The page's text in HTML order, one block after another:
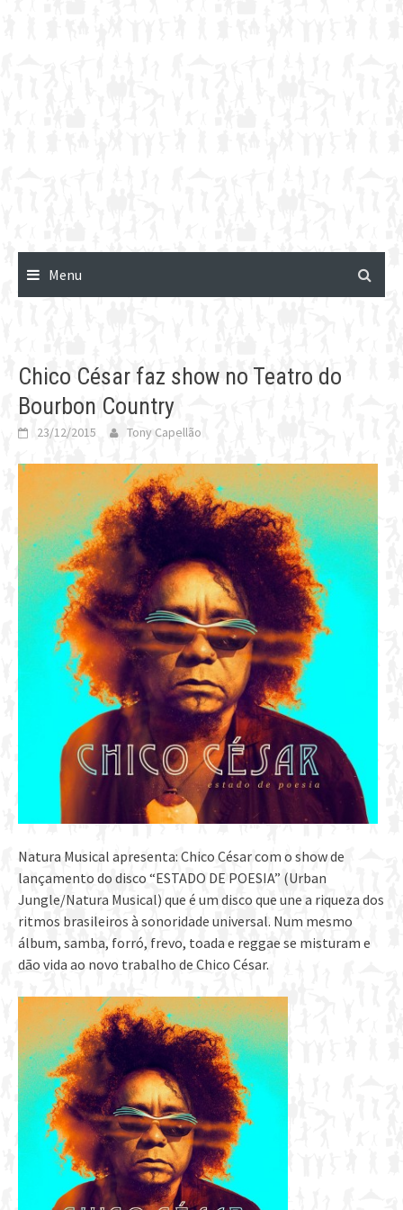
Menu
Chico César faz show no Teatro do
Bourbon Country
23/12/2015 Tony Capellão
Natura Musical apresenta: Chico César com o show de
lançamento do disco “ESTADO DE POESIA” (Urban
Jungle/Natura Musical) que é um disco que une a riqueza dos
ritmos brasileiros à sonoridade universal. Num mesmo
álbum, samba, forró, frevo, toada e reggae se misturam e
dão vida ao novo trabalho de Chico César.